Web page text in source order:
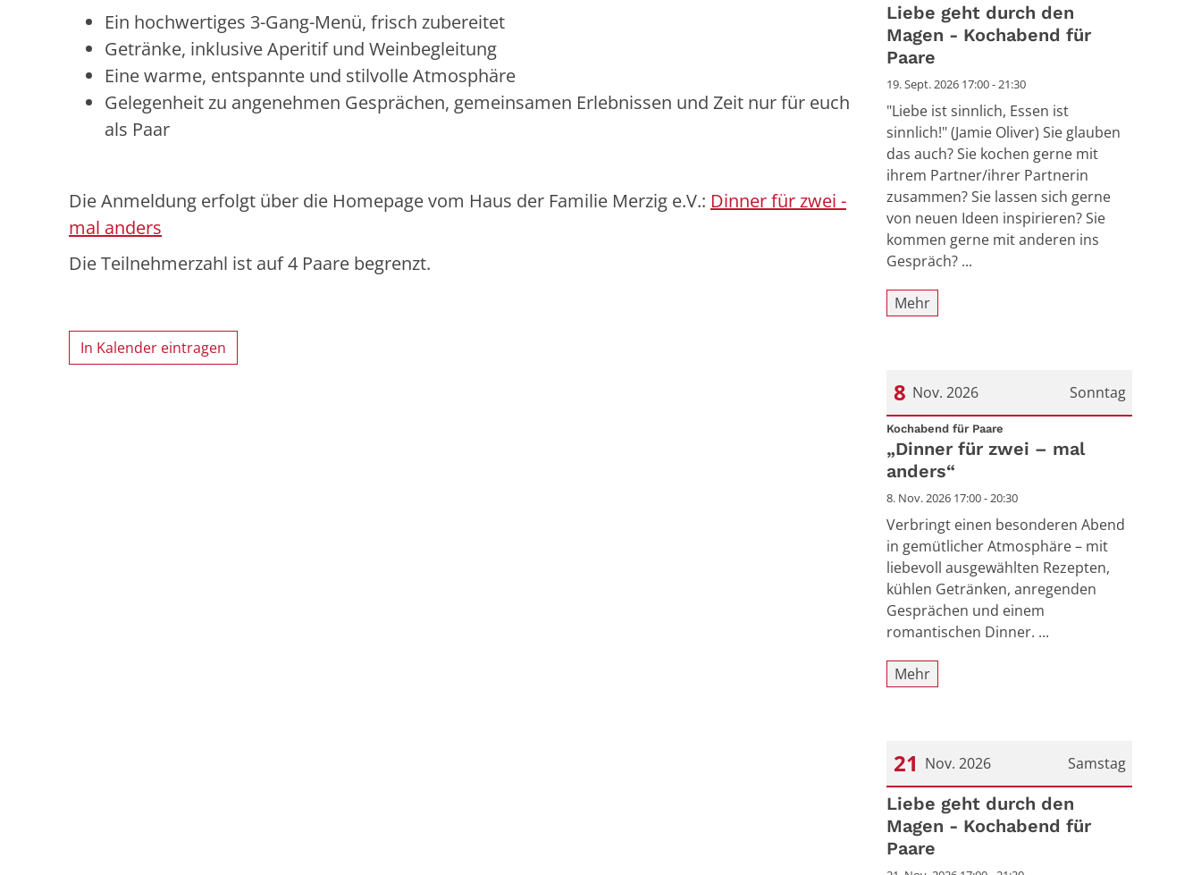
Ein hochwertiges 3-Gang-Menü, frisch zubereitet
Getränke, inklusive Aperitif und Weinbegleitung
Eine warme, entspannte und stilvolle Atmosphäre
Gelegenheit zu angenehmen Gesprächen, gemeinsamen Erlebnissen und Zeit nur für euch
als Paar
Die Anmeldung erfolgt über die Homepage vom Haus der Familie Merzig e.V.: Dinner für zwei -
mal anders
Die Teilnehmerzahl ist auf 4 Paare begrenzt.
In Kalender eintragen
Datum: 19. September 2026
Liebe geht durch den
Magen - Kochabend für
Paare
19. Sept. 2026 17:00 - 21:30
"Liebe ist sinnlich, Essen ist
sinnlich!" (Jamie Oliver) Sie glauben
das auch? Sie kochen gerne mit
ihrem Partner/ihrer Partnerin
zusammen? Sie lassen sich gerne
von neuen Ideen inspirieren? Sie
kommen gerne mit anderen ins
Gespräch? ...
Mehr
Sonntag
8 Nov. 2026
Datum: 8. November 2026
Kochabend für Paare
„Dinner für zwei – mal
anders“
8. Nov. 2026 17:00 - 20:30
Verbringt einen besonderen Abend
in gemütlicher Atmosphäre – mit
liebevoll ausgewählten Rezepten,
kühlen Getränken, anregenden
Gesprächen und einem
romantischen Dinner. ...
Mehr
Samstag
21 Nov. 2026
Datum: 21. November 2026
Liebe geht durch den
Magen - Kochabend für
Paare